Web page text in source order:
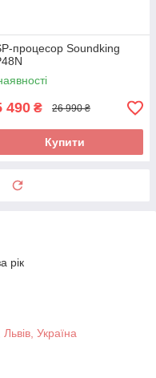
процесор Soundking
490 ₴ 26 990 ₴
Купити
рік
Україна